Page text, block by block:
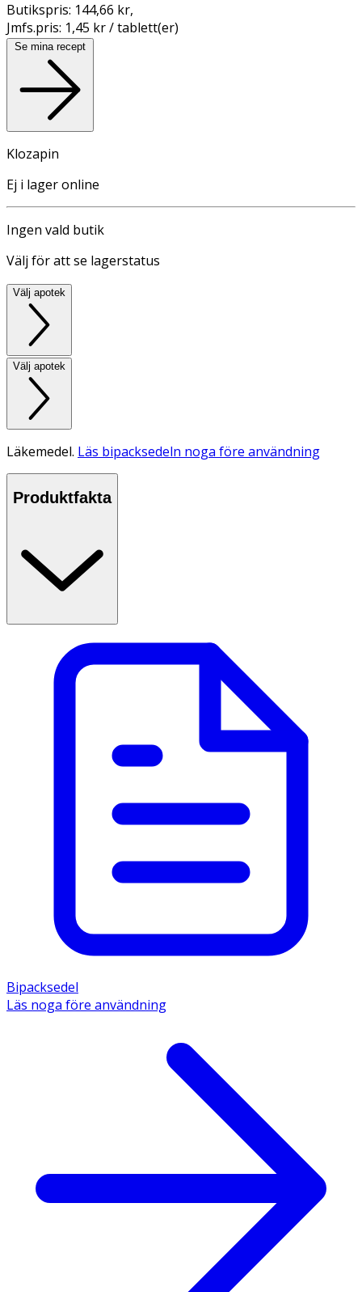
Butikspris: 144,66 kr,
Jmfs.pris: 1,45 kr / tablett(er)
Se mina recept
Klozapin
Ej i lager online
Ingen vald butik
Välj för att se lagerstatus
Välj apotek
Välj apotek
Läkemedel. Läs bipacksedeln noga före användning
Produktfakta
Bipacksedel
Läs noga före användning